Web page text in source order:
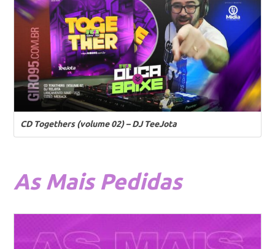
CD Togethers (volume 02) – DJ TeeJota
AsMais Pedidas